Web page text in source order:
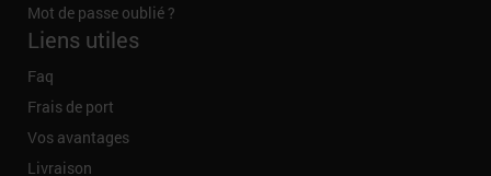
Mot de passe oublié ?
Liens utiles
Faq
Frais de port
Vos avantages
Livraison